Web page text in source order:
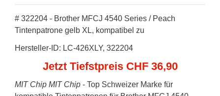
# 322204 - Brother MFCJ 4540 Series / Peach
Tintenpatrone gelb XL, kompatibel zu
Hersteller-ID: LC-426XLY, 322204
Jetzt Tiefstpreis CHF 36,90
MIT Chip MIT Chip - Top Schweizer Marke für